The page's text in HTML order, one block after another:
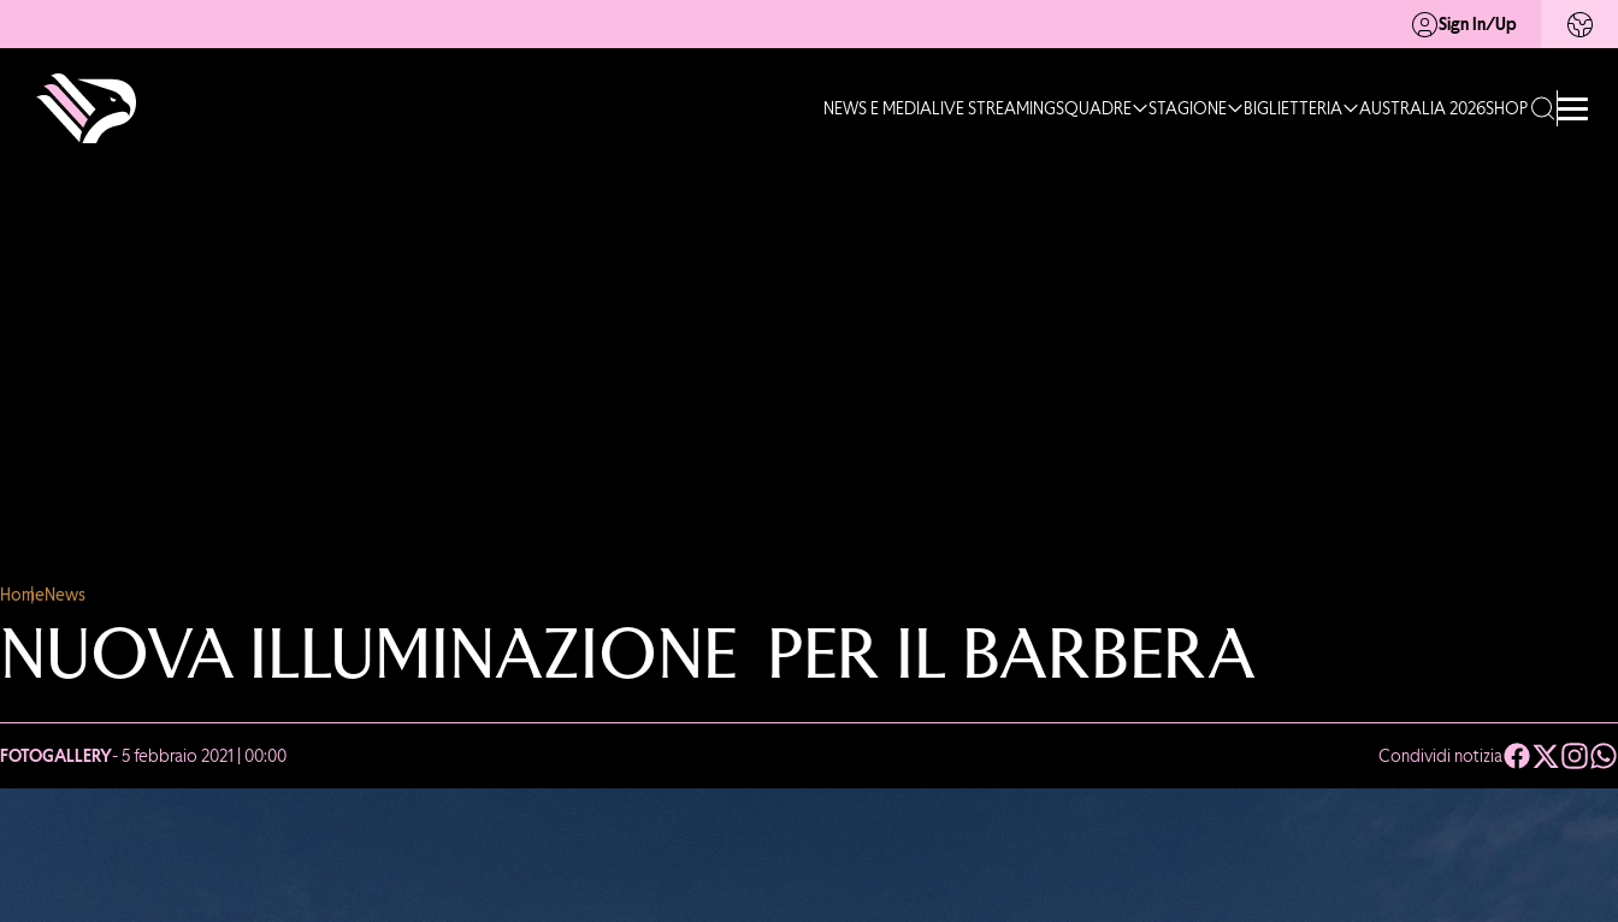
Sign In/Up
NEWS E MEDIALIVE STREAMINGSQUADRE STAGIONE BIGLIETTERIA AUSTRALIA 2026SHOP
HomeNews
NUOVA ILLUMINAZIONE PER IL BARBERA
FOTOGALLERY- 5 febbraio 2021 | 00:00 Condividi notizia